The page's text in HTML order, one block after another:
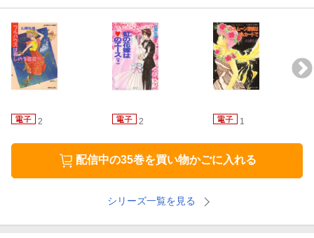
2 2 1
配信中の35巻を買い物かごに入れる
シリーズ一覧を見る